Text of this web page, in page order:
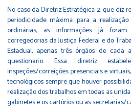
No caso da Diretriz Estratégica 2, que diz
periodicidade máxima para a
ordinárias, as informações já
corregedorias da Justiça Federal e do
Estadual, apenas três órgãos de cada
questionário. Essa diretriz
inspeções/correições presenciais e
tecnológicos sempre que houver
realização dos trabalhos em todas as
gabinetes e os cartórios ou as secretarias/